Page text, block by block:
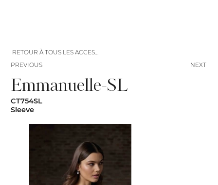
Emmanuelle-SL
CT754SL
Sleeve
NEXT
RETOUR À TOUS LES ACCESSOIRES
PREVIOUS